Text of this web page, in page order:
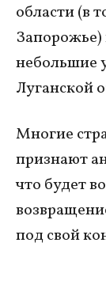
области (в
небольшие
Луганской
Многие
признают
что будет
под свой